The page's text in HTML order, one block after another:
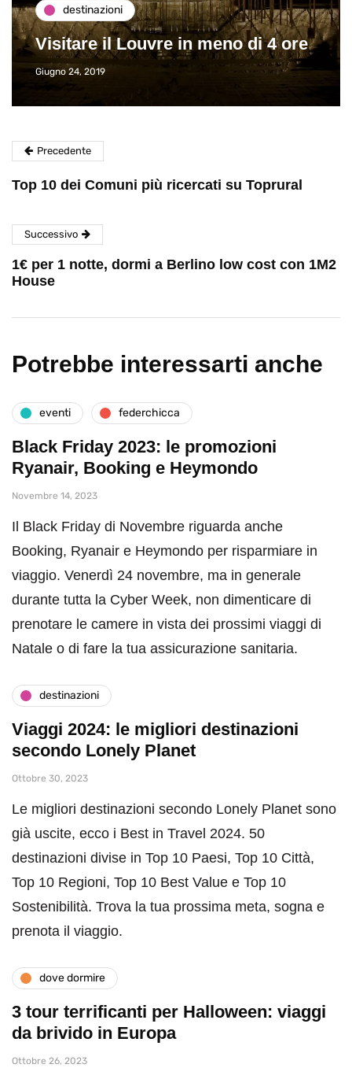
destinazioni
Visitare il Louvre in meno di 4 ore
Giugno 24, 2019
Precedente
Top 10 dei Comuni più ricercati su Toprural
Successivo
1€ per 1 notte, dormi a Berlino low cost con 1M2
House
Potrebbe interessarti anche
eventi federchicca
Black Friday 2023: le promozioni
Ryanair, Booking e Heymondo
Novembre 14, 2023
Il Black Friday di Novembre riguarda anche
Booking, Ryanair e Heymondo per risparmiare in
viaggio. Venerdì 24 novembre, ma in generale
durante tutta la Cyber Week, non dimenticare di
prenotare le camere in vista dei prossimi viaggi di
Natale o di fare la tua assicurazione sanitaria.
destinazioni
Viaggi 2024: le migliori destinazioni
secondo Lonely Planet
Ottobre 30, 2023
Le migliori destinazioni secondo Lonely Planet sono
già uscite, ecco i Best in Travel 2024. 50
destinazioni divise in Top 10 Paesi, Top 10 Città,
Top 10 Regioni, Top 10 Best Value e Top 10
Sostenibilità. Trova la tua prossima meta, sogna e
prenota il viaggio.
dove dormire
3 tour terrificanti per Halloween: viaggi
da brivido in Europa
Ottobre 26, 2023